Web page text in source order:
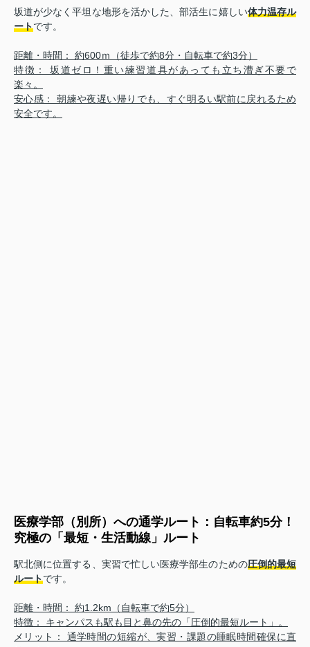
坂道が少なく平坦な地形を活かした、部活生に嬉しい体力温存ル
ートです。
距離・時間： 約600ｍ（徒歩で約8分・自転車で約3分）
特徴： 坂道ゼロ！重い練習道具があっても立ち漕ぎ不要で
楽々。
安心感： 朝練や夜遅い帰りでも、すぐ明るい駅前に戻れるため
安全です。
医療学部（別所）への通学ルート：自転車約5分！
究極の「最短・生活動線」ルート
駅北側に位置する、実習で忙しい医療学部生のための圧倒的最短
ルートです。
距離・時間： 約1.2km（自転車で約5分）
特徴： キャンパスも駅も目と鼻の先の「圧倒的最短ルート」。
メリット： 通学時間の短縮が、実習・課題の睡眠時間確保に直